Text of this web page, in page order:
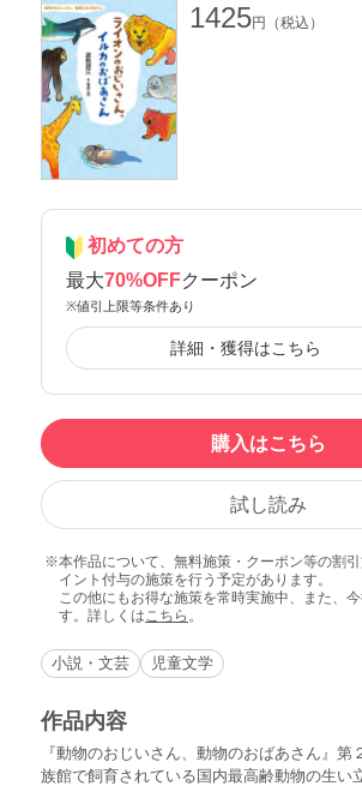
1425円（税込）
初めての方
最大70%OFFクーポン
※値引上限等条件あり
詳細・獲得はこちら
購入はこちら
試し読み
本作品について、無料施策・クーポン等の割
イント付与の施策を行う予定があります。
この他にもお得な施策を常時実施中、また、
す。詳しくは こちら 。
小説・文芸 児童文学
作品内容
『動物のおじいさん、動物のおばあさん』第
族館で飼育されている国内最高齢動物の生い